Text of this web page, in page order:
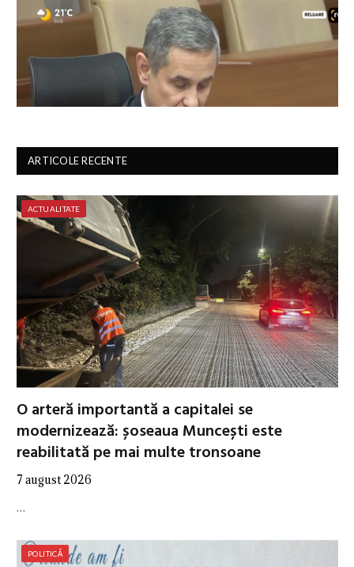
ARTICOLE RECENTE
ACTUALITATE
O arteră importantă a capitalei se
modernizează: șoseaua Muncești este
reabilitată pe mai multe tronsoane
7 august 2026
…
POLITICĂ